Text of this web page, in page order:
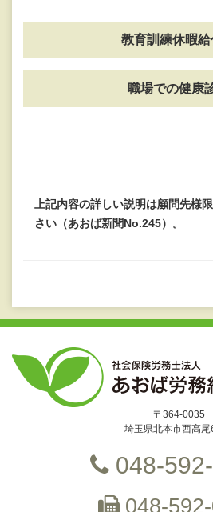
教育訓練休暇
職場での健康
上記内容の詳しい説明は顧問先様
さい（あおば新聞No.245）。
〒364-0035
埼玉県北本市西高尾
048-
048-